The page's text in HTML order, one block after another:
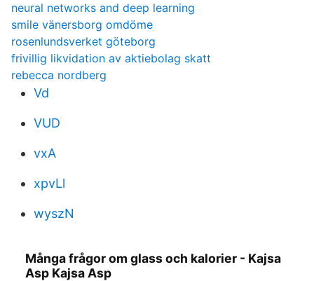
neural networks and deep learning
smile vänersborg omdöme
rosenlundsverket göteborg
frivillig likvidation av aktiebolag skatt
rebecca nordberg
Vd
VUD
vxA
xpvLl
wyszN
Många frågor om glass och kalorier - Kajsa
Asp Kajsa Asp